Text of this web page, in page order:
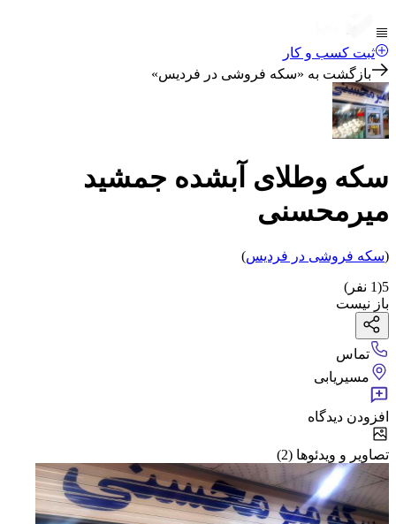
ثبت کسب و کار
بازگشت به «سکه فروشی در فردیس»
سکه وطلای آبشده جمشید
میرمحسنی
(سکه فروشی در فردیس)
5
(
1 نفر)
باز نیست
تماس
مسیریابی
افزودن دیدگاه
تصاویر و ویدئوها (2)